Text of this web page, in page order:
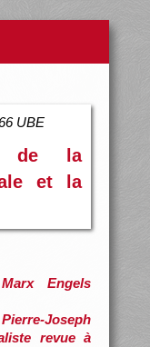
UBE
de la
et la
Engels
Joseph
revue à